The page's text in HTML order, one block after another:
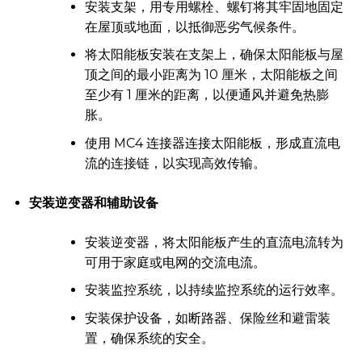
安装支架，用专用螺栓、螺钉将其牢固地固定
在屋顶或地面，以抵御恶劣气候条件。
将太阳能板安装在支架上，确保太阳能板与屋
顶之间的最小距离为 10 厘米，太阳能板之间
至少有 1 厘米的距离，以便通风并避免热膨
胀。
使用 MC4 连接器连接太阳能板，形成直流电
流的连接链，以实现高效传输。
安装逆变器和辅助设备
安装逆变器，将太阳能板产生的直流电流转为
可用于家庭或电网的交流电流。
安装监控系统，以持续监控系统的运行效率。
安装保护设备，如断路器、保险丝和避雷装
置，确保系统的安全。